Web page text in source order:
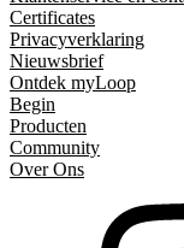
Certificates
Privacyverklaring
Nieuwsbrief
Ontdek myLoop
Begin
Producten
Community
Over Ons